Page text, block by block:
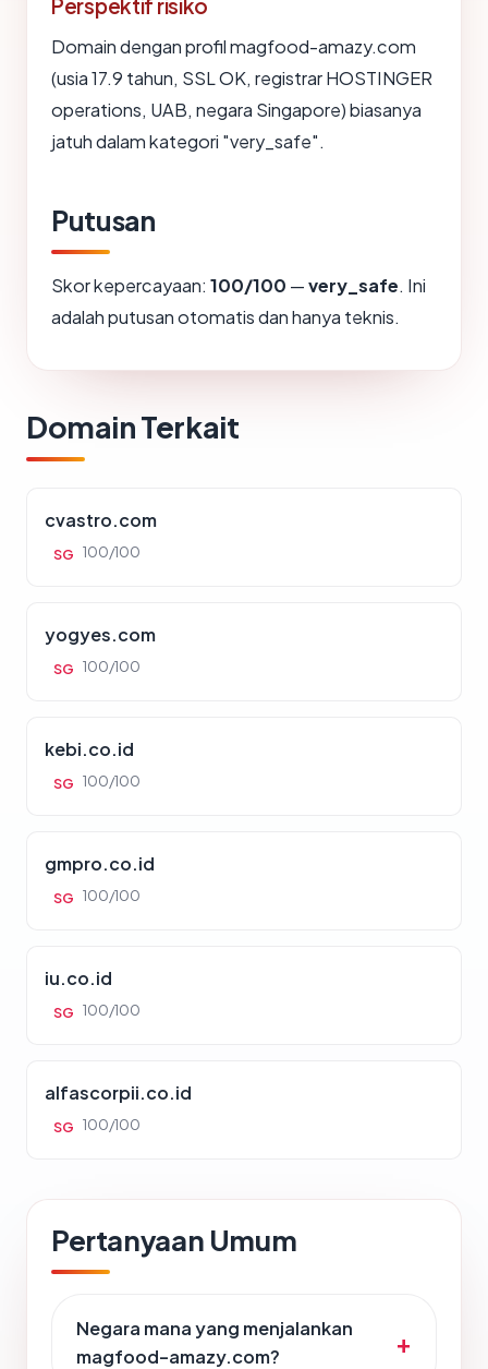
Perspektif risiko
Domain dengan profil magfood-amazy.com
(usia 17.9 tahun, SSL OK, registrar HOSTINGER
operations, UAB, negara Singapore) biasanya
jatuh dalam kategori "very_safe".
Putusan
Skor kepercayaan: 100/100 —very_safe. Ini
adalah putusan otomatis dan hanya teknis.
Domain Terkait
cvastro.com
SG 100/100
yogyes.com
SG 100/100
kebi.co.id
SG 100/100
gmpro.co.id
SG 100/100
iu.co.id
SG 100/100
alfascorpii.co.id
SG 100/100
Pertanyaan Umum
Negara mana yang menjalankan
magfood-amazy.com?